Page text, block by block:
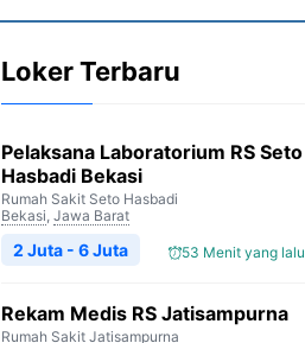
Loker Terbaru
Pelaksana Laboratorium RS Seto
Hasbadi Bekasi
Rumah Sakit Seto Hasbadi
Bekasi, Jawa Barat
53 Menit yang lalu
2 Juta - 6 Juta
Rekam Medis RS Jatisampurna
Rumah Sakit Jatisampurna